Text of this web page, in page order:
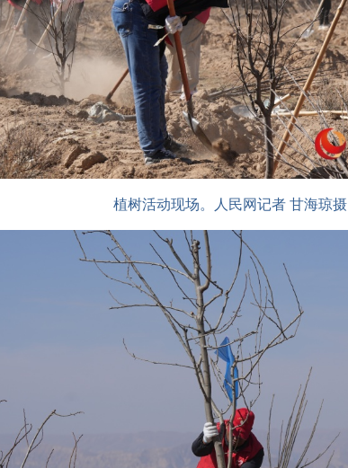
植树活动现场。人民网记者 甘海琼摄